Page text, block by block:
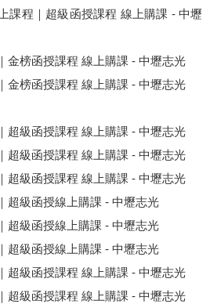
課程｜超級函授課程 線上購課 - 中壢
金榜函授課程 線上購課 - 中壢志光
金榜函授課程 線上購課 - 中壢志光
超級函授課程 線上購課 - 中壢志光
超級函授課程 線上購課 - 中壢志光
超級函授課程 線上購課 - 中壢志光
超級函授線上購課 - 中壢志光
超級函授線上購課 - 中壢志光
超級函授線上購課 - 中壢志光
超級函授課程 線上購課 - 中壢志光
超級函授課程 線上購課 - 中壢志光